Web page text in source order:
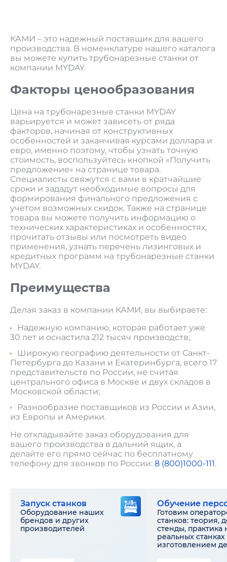
КАМИ – это надежный поставщик для вашего
производства. В номенклатуре нашего каталога
вы можете купить трубонарезные станки от
компании MYDAY.
Факторы ценообразования
Цена на трубонарезные станки MYDAY
варьируется и может зависеть от ряда
факторов, начиная от конструктивных
особенностей и заканчивая курсами доллара и
евро, именно поэтому, чтобы узнать точную
стоимость, воспользуйтесь кнопкой «Получить
предложение» на странице товара.
Специалисты свяжутся с вами в кратчайшие
сроки и зададут необходимые вопросы для
формирования финального предложения с
учетом возможных скидок. Также на странице
товара вы можете получить информацию о
технических характеристиках и особенностях,
прочитать отзывы или посмотреть видео
применения, узнать перечень лизинговых и
кредитных программ на трубонарезные станки
MYDAY.
Преимущества
Делая заказ в компании КАМИ, вы выбираете:
Надежную компанию, которая работает уже
30 лет и оснастила 212 тысяч производств;
Широкую географию деятельности от Санкт-
Петербурга до Казани и Екатеринбурга, всего 17
представительств по России, не считая
центрального офиса в Москве и двух складов в
Московской области;
Разнообразие поставщиков из России и Азии,
из Европы и Америки.
Не откладывайте заказ оборудования для
вашего производства в дальний ящик, а
делайте его прямо сейчас по бесплатному
телефону для звонков по России: 8 (800)1000-111.
Запуск станков
Оборудование наших
брендов и других
производителей
Обучение
Готовим
станков: теория,
стенды, практика
реальных станках
изготовлением